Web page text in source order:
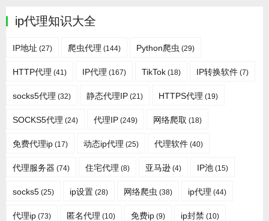
ip代理知识大全
IP地址 (27) 爬虫代理 (144) Python爬虫 (29)
HTTP代理 (41) IP代理 (167) TikTok (18) IP转换软件 (7)
socks5代理 (32) 静态代理IP (21) HTTPS代理 (19)
SOCKS5代理 (24) 代理IP (249) 网络爬取 (18)
免费代理ip (17) 动态ip代理 (25) 代理软件 (40)
代理服务器 (74) 住宅代理 (8) 亚马逊 (4) IP池 (15)
socks5 (25) ip设置 (28) 网络爬虫 (38) ip代理 (44)
代理ip (73) 匿名代理 (10) 免费ip (9) ip封禁 (10)